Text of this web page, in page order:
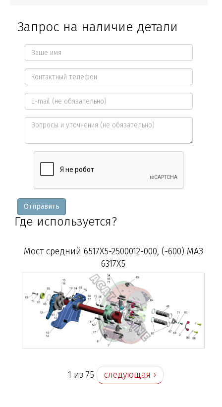
Запрос на наличие детали
Ваше
имя
*
Контактный
телефон
*
E-
mail
Вопросы
уточнения
Отправить
Где используется?
Мост средний 6517X5-2500012-000, (-600) МАЗ
6317X5
1 из 75 следующая ›